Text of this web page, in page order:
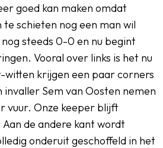
goed kan maken omdat
te schieten nog een man wil
steeds 0-0 en nu begint
Vooral over links is het nu
witten krijgen een paar corners
invaller Sem van Oosten nemen
vuur. Onze keeper blijft
de andere kant wordt
onderuit geschoffeld in het